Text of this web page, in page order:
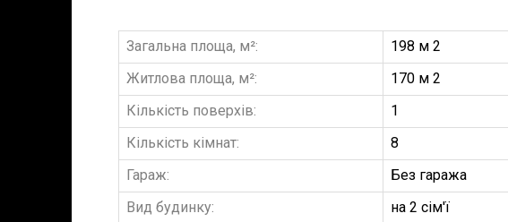
Загальна площа, м²:
198 м 2
Житлова площа, м²:
170 м 2
Кількість поверхів:
1
Кількість кімнат:
8
Гараж:
Без гаража
Вид будинку:
на 2 сім'ї